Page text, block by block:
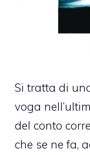
Si tratta di
voga
del conto
che se ne fa,